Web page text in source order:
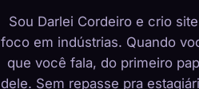
Sou Darlei Cordeiro e crio
foco em indústrias. Quando
que você fala, do primeiro
dele. Sem repasse pra